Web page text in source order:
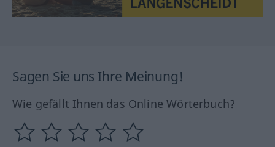
Sagen Sie uns Ihre Meinung!
Wie gefällt Ihnen das Online Wörterbuch?